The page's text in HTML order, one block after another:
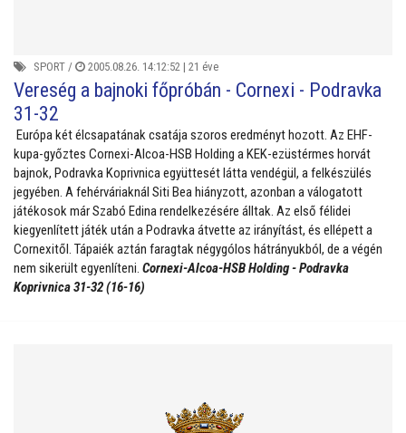
SPORT / 2005.08.26. 14:12:52 | 21 éve
Vereség a bajnoki főpróbán - Cornexi - Podravka
31-32
Európa két élcsapatának csatája szoros eredményt hozott. Az EHF-
kupa-győztes Cornexi-Alcoa-HSB Holding a KEK-ezüstérmes horvát
bajnok, Podravka Koprivnica együttesét látta vendégül, a felkészülés
jegyében. A fehérváriaknál Siti Bea hiányzott, azonban a válogatott
játékosok már Szabó Edina rendelkezésére álltak. Az első félidei
kiegyenlített játék után a Podravka átvette az irányítást, és ellépett a
Cornexitől. Tápaiék aztán faragtak négygólos hátrányukból, de a végén
nem sikerült egyenlíteni. Cornexi-Alcoa-HSB Holding - Podravka
Koprivnica 31-32 (16-16)